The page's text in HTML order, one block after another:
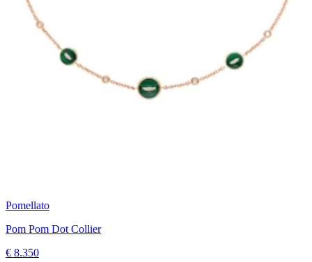
Pomellato
Pom Pom Dot Collier
€ 8.350